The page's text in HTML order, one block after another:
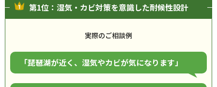
第1位：湿気・カビ対策を意識した耐候性設計
実際のご相談例
「琵琶湖が近く、湿気やカビが気になります」